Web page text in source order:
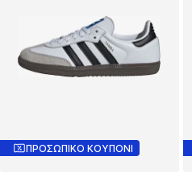
ΠΡΟΣΩΠΙΚΟ ΚΟΥΠΟΝΙ